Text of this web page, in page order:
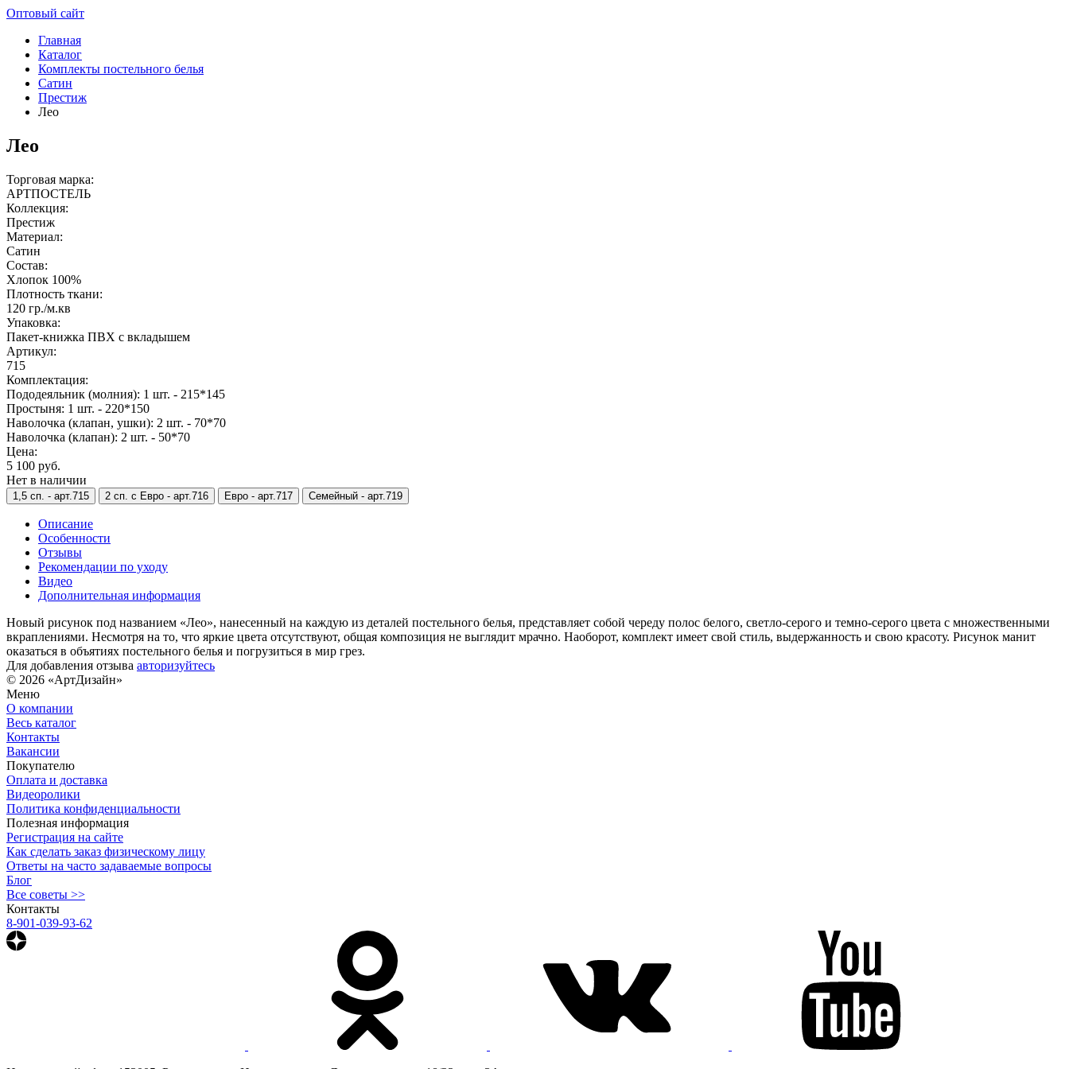
Оптовый сайт
Главная
Каталог
Комплекты постельного белья
Сатин
Престиж
Лео
Лео
Торговая марка:
АРТПОСТЕЛЬ
Коллекция:
Престиж
Материал:
Сатин
Состав:
Хлопок 100%
Плотность ткани:
120 гр./м.кв
Упаковка:
Пакет-книжка ПВХ с вкладышем
Артикул:
715
Комплектация:
Пододеяльник (молния): 1 шт. - 215*145
Простыня: 1 шт. - 220*150
Наволочка (клапан, ушки): 2 шт. - 70*70
Наволочка (клапан): 2 шт. - 50*70
Цена:
5 100 руб.
Нет в наличии
1,5 сп. - арт.715 2 сп. с Евро - арт.716 Евро - арт.717 Семейный - арт.719
Описание
Особенности
Отзывы
Рекомендации по уходу
Видео
Дополнительная информация
Новый рисунок под названием «Лео», нанесенный на каждую из деталей постельного белья, представляет собой череду полос белого, светло-серого и темно-серого цвета с множественными
вкраплениями. Несмотря на то, что яркие цвета отсутствуют, общая композиция не выглядит мрачно. Наоборот, комплект имеет свой стиль, выдержанность и свою красоту. Рисунок манит
оказаться в объятиях постельного белья и погрузиться в мир грез.
Для добавления отзыва авторизуйтесь
© 2026 «АртДизайн»
Меню
О компании
Весь каталог
Контакты
Вакансии
Покупателю
Оплата и доставка
Видеоролики
Политика конфиденциальности
Полезная информация
Регистрация на сайте
Как сделать заказ физическому лицу
Ответы на часто задаваемые вопросы
Блог
Все советы >>
Контакты
8-901-039-93-62